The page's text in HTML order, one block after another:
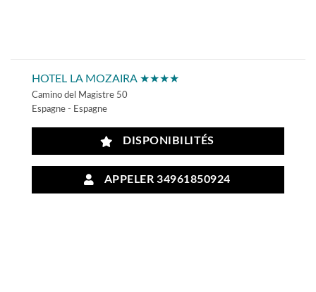
HOTEL LA MOZAIRA ★★★★
Camino del Magistre 50
Espagne - Espagne
DISPONIBILITÉS
APPELER 34961850924